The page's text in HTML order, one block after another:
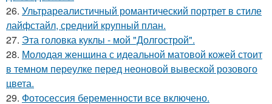
26. Ультрареалистичный романтический портрет в стиле
лайфстайл, средний крупный план.
27. Эта головка куклы - мой "Долгострой".
28. Молодая женщина с идеальной матовой кожей стоит
в темном переулке перед неоновой вывеской розового
цвета.
29. Фотосессия беременности все включено.